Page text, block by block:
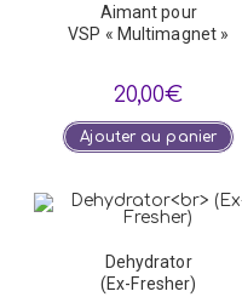
Aimant pour
VSP « Multimagnet »
20,00€
Ajouter au panier
Dehydrator
(Ex-Fresher)